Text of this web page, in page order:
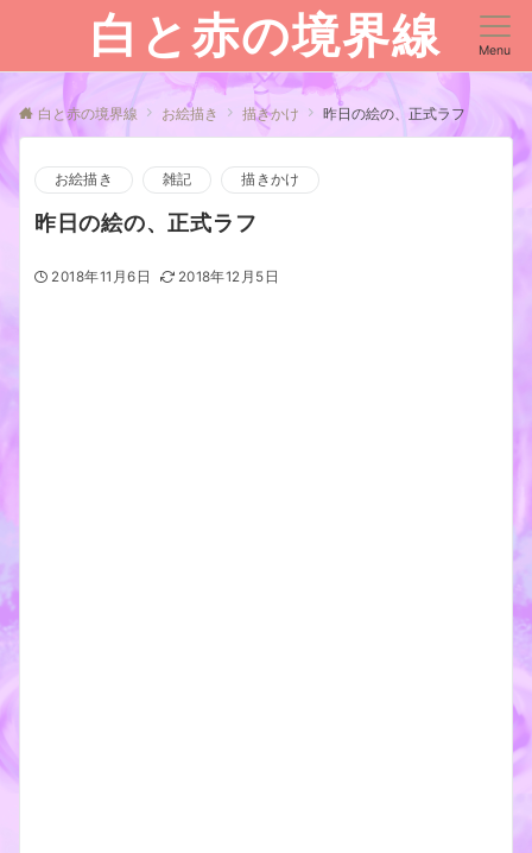
白と赤の境界線 Menu
白と赤の境界線 お絵描き 描きかけ 昨日の絵の、正式ラフ
お絵描き 雑記 描きかけ
昨日の絵の、正式ラフ
2018年11月6日 2018年12月5日